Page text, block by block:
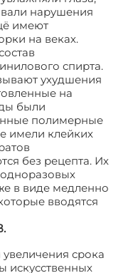
нарушения
имеют
на веках.
спирта.
ухудшения
на
были
полимерные
имели клейких
без рецепта. Их
в виде медленно
вводятся
срока
искусственных